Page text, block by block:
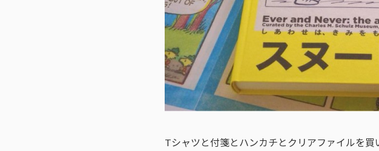
Tシャツと付箋とハンカチとクリアファイルを買